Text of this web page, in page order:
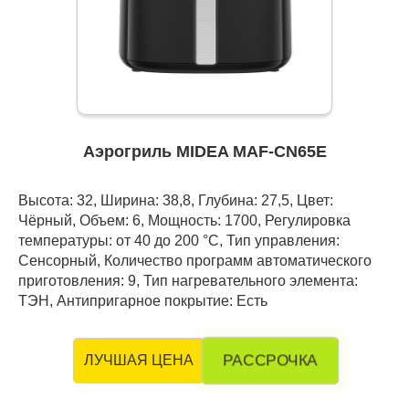
Аэрогриль MIDEA MAF-CN65E
Высота: 32, Ширина: 38,8, Глубина: 27,5, Цвет:
Чёрный, Объем: 6, Мощность: 1700, Регулировка
температуры: от 40 до 200 °С, Тип управления:
Сенсорный, Количество программ автоматического
приготовления: 9, Тип нагревательного элемента:
ТЭН, Антипригарное покрытие: Есть
ЛУЧШАЯ ЦЕНА РАССРОЧКА